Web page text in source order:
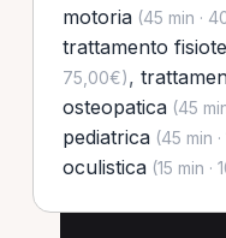
motoria(45 min ·
trattamento
75,00€),
osteopatica(45
pediatrica(45 min
oculistica(15 min ·